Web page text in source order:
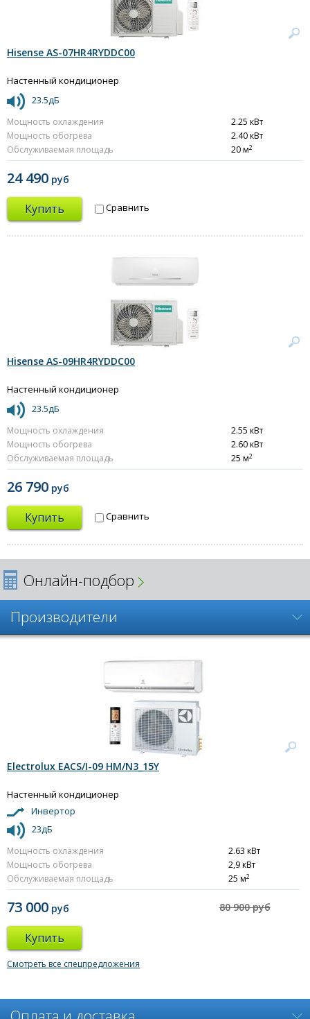
Hisense AS-07HR4RYDDC00
Настенный кондиционер
23.5дБ
Мощность охлаждения
2.25 кВт
Мощность обогрева
2.40 кВт
Обслуживаемая площадь
20 м2
24 490 руб
Купить Сравнить
Hisense AS-09HR4RYDDC00
Настенный кондиционер
23.5дБ
Мощность охлаждения
2.55 кВт
Мощность обогрева
2.60 кВт
Обслуживаемая площадь
25 м2
26 790 руб
Купить Сравнить
Онлайн-подбор
Производители
Electrolux EACS/I-09 HM/N3_15Y
Настенный кондиционер
Инвертор
23дБ
Мощность охлаждения
2.63 кВт
Мощность обогрева
2,9 кВт
Обслуживаемая площадь
25 м2
73 000 руб 80 900 руб
Купить
Смотреть все спецпредложения